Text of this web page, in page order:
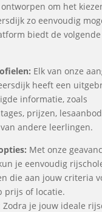
om het
zo eenvoudig
biedt de
Elk van onze
heeft een
informatie, zoals
prijzen,
andere leerlingen.
Met onze
je eenvoudig
die aan jouw criteria
prijs of locatie.
Zodra je jouw ideale